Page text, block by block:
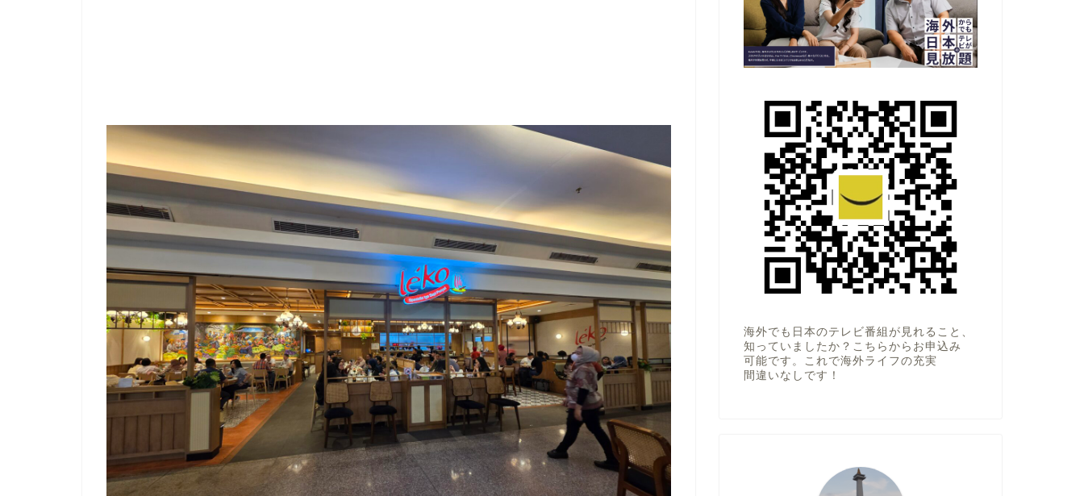
海外でも日本のテレビ番組が見れること、
知っていましたか？こちらからお申込み
可能です。これで海外ライフの充実
間違いなしです！